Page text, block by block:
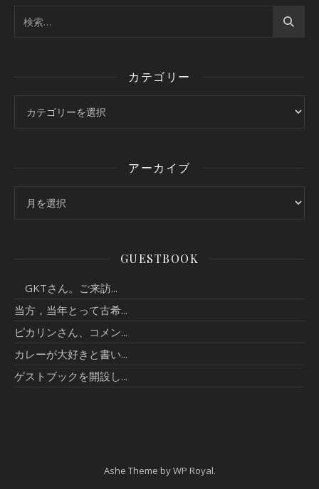
カテゴリー
アーカイブ
GUESTBOOK
GKTさん。ご来訪...
当方，当年とって古希...
ピカリンさん、コメン...
カレーが大好きと書い...
ゲストブックを開設し...
Ashe Theme byWP Royal.